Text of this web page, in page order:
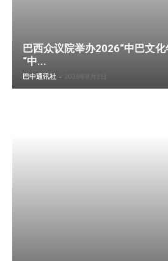
巴西众议院举办2026“中巴文
“中...
巴中通讯社 - 2026年8月3日